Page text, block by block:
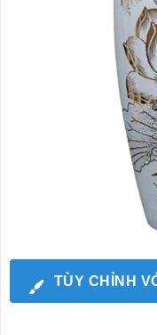
TÙY CHỈNH